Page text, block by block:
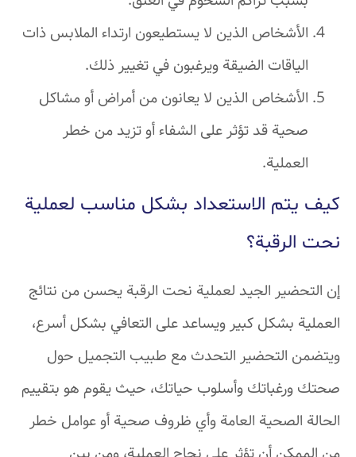
الأشخاص الذين لا يستطيعون ارتداء الملابس ذات
الياقات الضيقة ويرغبون في تغيير ذلك.
الأشخاص الذين لا يعانون من أمراض أو مشاكل
صحية قد تؤثر على الشفاء أو تزيد من خطر
العملية.
كيف يتم الاستعداد بشكل مناسب لعملية
نحت الرقبة؟
إن التحضير الجيد لعملية نحت الرقبة يحسن من نتائج
العملية بشكل كبير ويساعد على التعافي بشكل أسرع،
ويتضمن التحضير التحدث مع طبيب التجميل حول
صحتك ورغباتك وأسلوب حياتك، حيث يقوم هو بتقييم
الحالة الصحية العامة وأي ظروف صحية أو عوامل خطر